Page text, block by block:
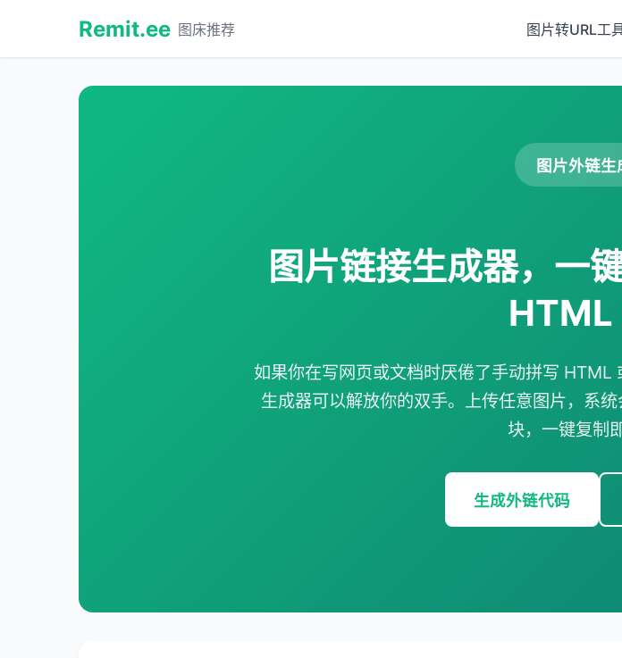
Remit.ee 图床推荐 图片转URL工
图片外链生
图片链接生成器，一
HTML
如果你在写网页或文档时厌倦了手动拼写
生成器可以解放你的双手。上传任意图片，系
块，一键复制
生成外链代码